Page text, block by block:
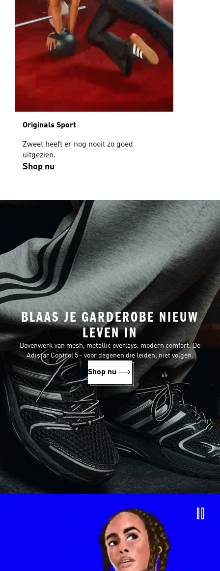
Originals Sport
Zweet heeft er nog nooit zo goed
uitgezien.
Shop nu
BLAAS JE GARDEROBE NIEUW
LEVEN IN
Bovenwerk van mesh, metallic overlays, modern comfort. De
Adistar Control 5 - voor degenen die leiden, niet volgen.
Shop nu